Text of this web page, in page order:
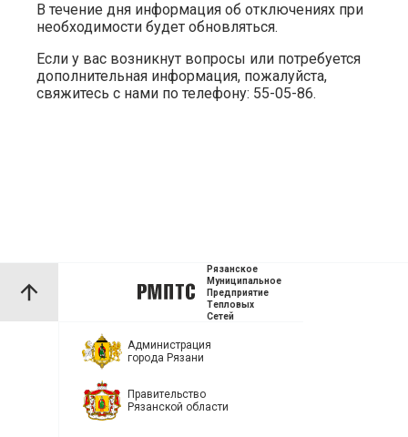
В течение дня информация об отключениях при
необходимости будет обновляться.
Если у вас возникнут вопросы или потребуется
дополнительная информация, пожалуйста,
свяжитесь с нами по телефону: 55-05-86.
Рязанское
Муниципальное
Предприятие
Тепловых
Сетей
Администрация
города Рязани
Правительство
Рязанской области